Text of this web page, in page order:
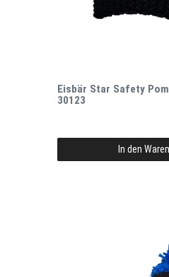
Eisbär Star Safety
30123
In den